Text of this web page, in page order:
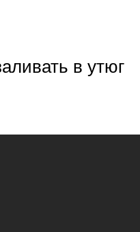
в утюг